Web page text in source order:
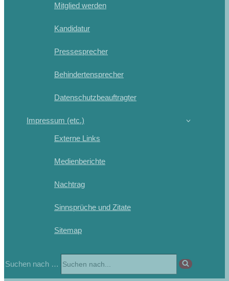
Mitglied werden
Kandidatur
Pressesprecher
Behindertensprecher
Datenschutzbeauftragter
Impressum (etc.)
Externe Links
Medienberichte
Nachtrag
Sinnsprüche und Zitate
Sitemap
Suchen nach …